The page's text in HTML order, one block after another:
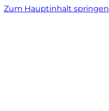
Zum Hauptinhalt springen